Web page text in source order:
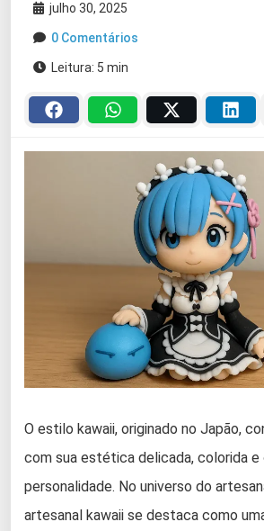
julho 30, 2025
0 Comentários
Leitura: 5 min
O estilo kawaii, originado no Japão,
com sua estética delicada, colorida e
personalidade. No universo do
artesanal kawaii se destaca como